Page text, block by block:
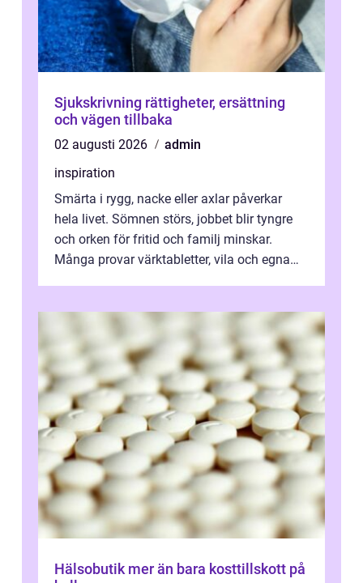
Sjukskrivning rättigheter, ersättning
och vägen tillbaka
02 augusti 2026
admin
inspiration
Smärta i rygg, nacke eller axlar påverkar
hela livet. Sömnen störs, jobbet blir tyngre
och orken för fritid och familj minskar.
Många provar värktabletter, vila och egna
Hälsobutik mer än bara kosttillskott på